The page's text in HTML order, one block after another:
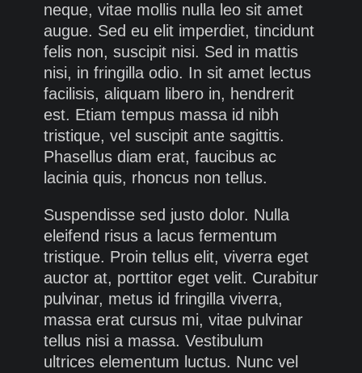
neque, vitae mollis nulla leo sit amet
augue. Sed eu elit imperdiet, tincidunt
felis non, suscipit nisi. Sed in mattis
nisi, in fringilla odio. In sit amet lectus
facilisis, aliquam libero in, hendrerit
est. Etiam tempus massa id nibh
tristique, vel suscipit ante sagittis.
Phasellus diam erat, faucibus ac
lacinia quis, rhoncus non tellus.
Suspendisse sed justo dolor. Nulla
eleifend risus a lacus fermentum
tristique. Proin tellus elit, viverra eget
auctor at, porttitor eget velit. Curabitur
pulvinar, metus id fringilla viverra,
massa erat cursus mi, vitae pulvinar
tellus nisi a massa. Vestibulum
ultrices elementum luctus. Nunc vel